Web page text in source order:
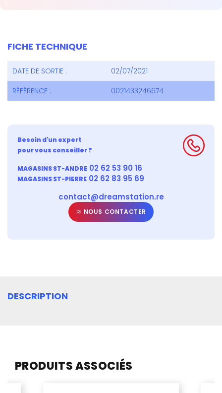
FICHE TECHNIQUE
DATE DE SORTIE :
02/07/2021
RÉFÉRENCE :
0021433246674
Besoin d'un expert
pour vous conseiller ?
MAGASINS ST-ANDRE 02 62 53 90 16
MAGASINS ST-PIERRE 02 62 83 95 69
contact@dreamstation.re
NOUS CONTACTER
DESCRIPTION
PRODUITS ASSOCIÉS